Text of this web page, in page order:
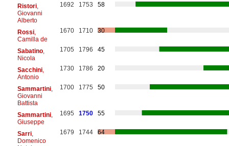
Ristori,
Giovanni
Alberto
1692 1753 58
Rossi,
Camilla de
1670 1710 30
Sabatino,
Nicola
1705 1796 45
Sacchini,
Antonio
1730 1786 20
Sammartini,
Giovanni
Battista
1700 1775 50
Sammartini,
Giuseppe
1695 1750 55
Sarri,
Domenico
1679 1744 64